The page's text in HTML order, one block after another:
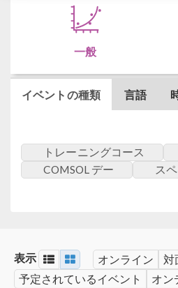
一般
イベントの種類 言語
トレーニングコース
COMSOL デー
ス
表示 オンライン
対
予定されているイベント
オン